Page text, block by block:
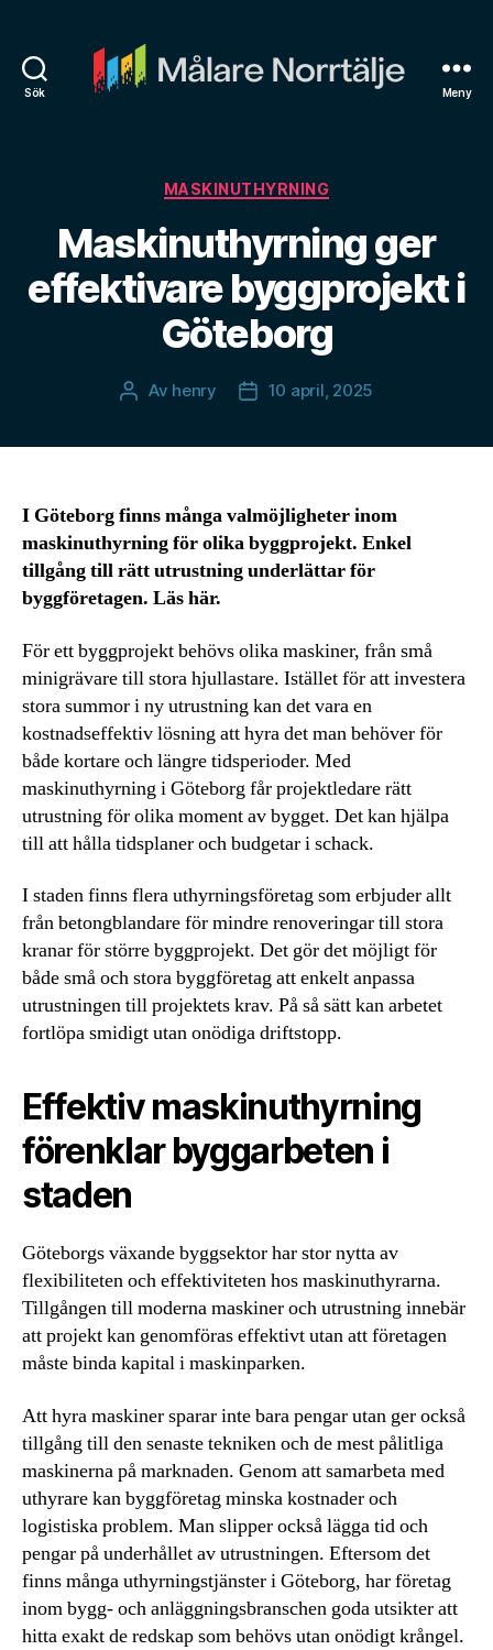
Sök Meny
Kategorier
MASKINUTHYRNING
Maskinuthyrning ger
effektivare byggprojekt i
Göteborg
Inläggsförfattare
Av henry Inläggsdatum
10 april, 2025
I Göteborg finns många valmöjligheter inom
maskinuthyrning för olika byggprojekt. Enkel
tillgång till rätt utrustning underlättar för
byggföretagen. Läs här.
För ett byggprojekt behövs olika maskiner, från små
minigrävare till stora hjullastare. Istället för att investera
stora summor i ny utrustning kan det vara en
kostnadseffektiv lösning att hyra det man behöver för
både kortare och längre tidsperioder. Med
maskinuthyrning i Göteborg får projektledare rätt
utrustning för olika moment av bygget. Det kan hjälpa
till att hålla tidsplaner och budgetar i schack.
I staden finns flera uthyrningsföretag som erbjuder allt
från betongblandare för mindre renoveringar till stora
kranar för större byggprojekt. Det gör det möjligt för
både små och stora byggföretag att enkelt anpassa
utrustningen till projektets krav. På så sätt kan arbetet
fortlöpa smidigt utan onödiga driftstopp.
Effektiv maskinuthyrning
förenklar byggarbeten i
staden
Göteborgs växande byggsektor har stor nytta av
flexibiliteten och effektiviteten hos maskinuthyrarna.
Tillgången till moderna maskiner och utrustning innebär
att projekt kan genomföras effektivt utan att företagen
måste binda kapital i maskinparken.
Att hyra maskiner sparar inte bara pengar utan ger också
tillgång till den senaste tekniken och de mest pålitliga
maskinerna på marknaden. Genom att samarbeta med
uthyrare kan byggföretag minska kostnader och
logistiska problem. Man slipper också lägga tid och
pengar på underhållet av utrustningen. Eftersom det
finns många uthyrningstjänster i Göteborg, har företag
inom bygg- och anläggningsbranschen goda utsikter att
hitta exakt de redskap som behövs utan onödigt krångel.